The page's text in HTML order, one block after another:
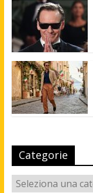
Categorie
Categorie